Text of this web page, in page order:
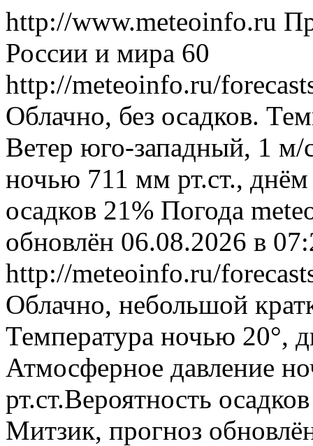
http://www.meteoinfo.ru
России и мира 60
http://meteoinfo.ru/
Облачно, без осадков.
Ветер юго-западный, 1 м/
ночью 711 мм рт.ст.,
осадков 21% Погода
обновлён 06.08.2026 в
http://meteoinfo.ru/
Облачно, небольшой
Температура ночью 20°,
Атмосферное давление
рт.ст.Вероятность
Митзик, прогноз